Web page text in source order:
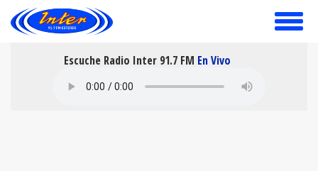
toggle
Escuche Radio Inter 91.7 FM En Vivo